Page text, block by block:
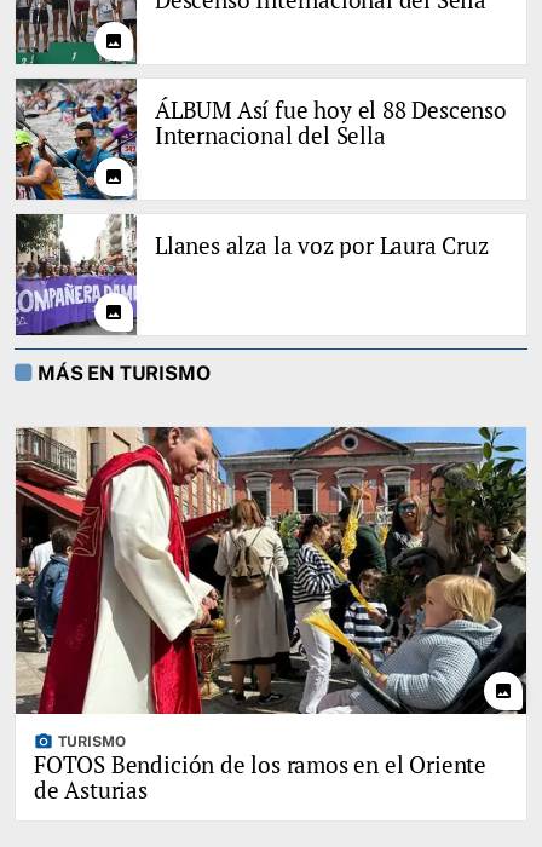
photo
photo
ÁLBUM Así fue hoy el 88 Descenso
Internacional del Sella
photo
Llanes alza la voz por Laura Cruz
MÁS EN TURISMO
photo
photo_camera TURISMO
FOTOS Bendición de los ramos en el Oriente
de Asturias